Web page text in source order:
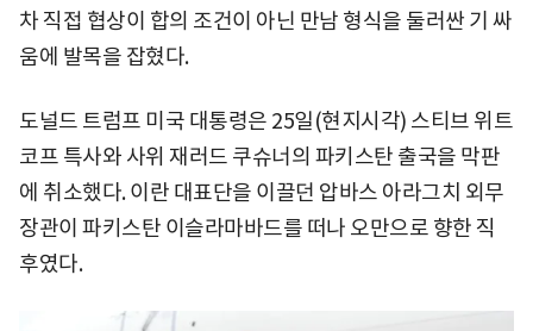
차 직접 협상이 합의 조건이 아닌 만남 형식을 둘러싼 기 싸
움에 발목을 잡혔다.
도널드 트럼프 미국 대통령은 25일(현지시각) 스티브 위트
코프 특사와 사위 재러드 쿠슈너의 파키스탄 출국을 막판
에 취소했다. 이란 대표단을 이끌던 압바스 아라그치 외무
장관이 파키스탄 이슬라마바드를 떠나 오만으로 향한 직
후였다.